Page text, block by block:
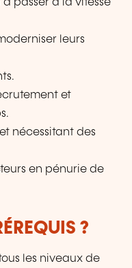
passer à la vitesse
leurs
et
nécessitant des
en pénurie de
?
les niveaux de